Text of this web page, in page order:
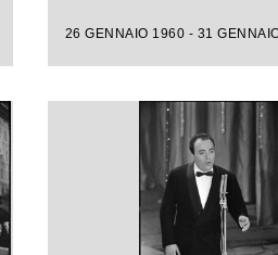
26 GENNAIO 1960 - 31